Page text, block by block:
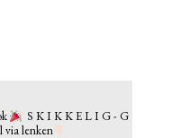
S K I K K E L I G - G
via lenken